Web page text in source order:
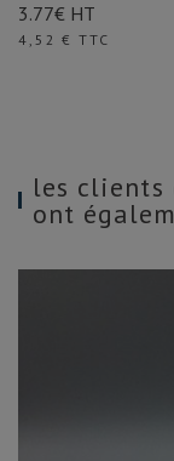
3.77€ HT
Prix
4,52 € TTC
les clients
ont